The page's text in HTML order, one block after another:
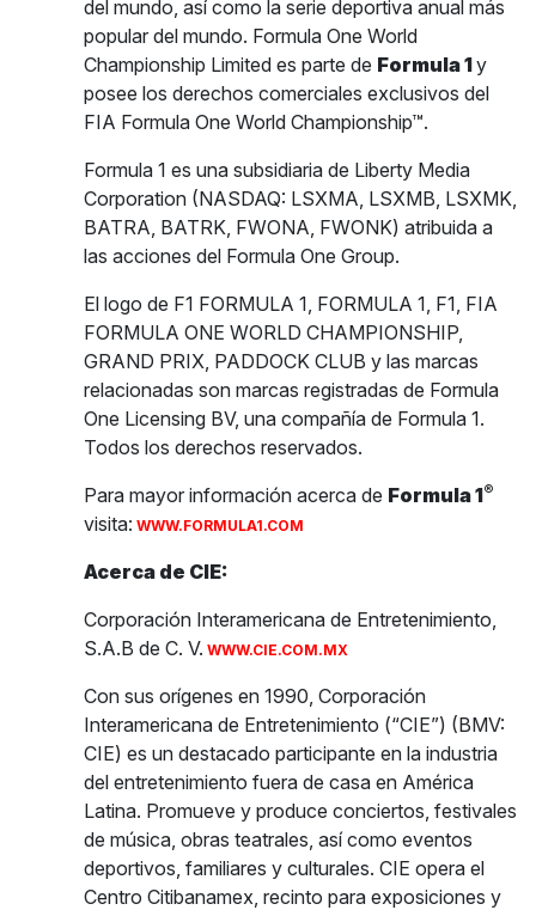
del mundo, así como la serie deportiva anual más
popular del mundo. Formula One World
Championship Limited es parte de Formula 1y
posee los derechos comerciales exclusivos del
FIA Formula One World Championship™.
Formula 1 es una subsidiaria de Liberty Media
Corporation (NASDAQ: LSXMA, LSXMB, LSXMK,
BATRA, BATRK, FWONA, FWONK) atribuida a
las acciones del Formula One Group.
El logo de F1 FORMULA 1, FORMULA 1, F1, FIA
FORMULA ONE WORLD CHAMPIONSHIP,
GRAND PRIX, PADDOCK CLUB y las marcas
relacionadas son marcas registradas de Formula
One Licensing BV, una compañía de Formula 1.
Todos los derechos reservados.
Para mayor información acerca de Formula 1®
visita: WWW.FORMULA1.COM
Acerca de CIE:
Corporación Interamericana de Entretenimiento,
S.A.B de C. V. WWW.CIE.COM.MX
Con sus orígenes en 1990, Corporación
Interamericana de Entretenimiento (“CIE”) (BMV:
CIE) es un destacado participante en la industria
del entretenimiento fuera de casa en América
Latina. Promueve y produce conciertos, festivales
de música, obras teatrales, así como eventos
deportivos, familiares y culturales. CIE opera el
Centro Citibanamex, recinto para exposiciones y